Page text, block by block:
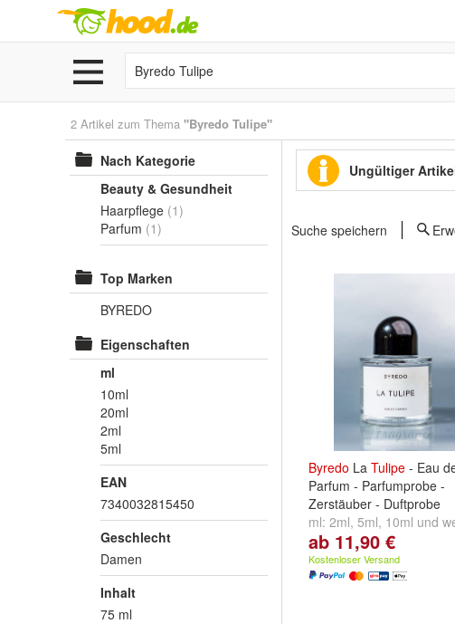
2 Artikel zum Thema "Byredo Tulipe"
Nach Kategorie
Beauty & Gesundheit
Haarpflege (1)
Parfum (1)
Top Marken
BYREDO
Eigenschaften
ml
10ml
20ml
2ml
5ml
EAN
7340032815450
Geschlecht
Damen
Inhalt
75 ml
Ungültiger
Suche speichern
Byredo La Tulipe - Eau
Parfum - Parfumprobe -
Zerstäuber - Duftprobe
ml: 2ml, 5ml, 10ml und
...
ab 11,90 €
Kostenloser Versand